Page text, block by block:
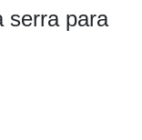
serra para